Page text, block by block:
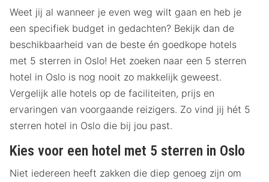
Weet jij al wanneer je even weg wilt gaan en heb je
een specifiek budget in gedachten? Bekijk dan de
beschikbaarheid van de beste én goedkope hotels
met 5 sterren in Oslo! Het zoeken naar een 5 sterren
hotel in Oslo is nog nooit zo makkelijk geweest.
Vergelijk alle hotels op de faciliteiten, prijs en
ervaringen van voorgaande reizigers. Zo vind jij hét 5
sterren hotel in Oslo die bij jou past.
Kies voor een hotel met 5 sterren in Oslo
Niet iedereen heeft zakken die diep genoeg zijn om